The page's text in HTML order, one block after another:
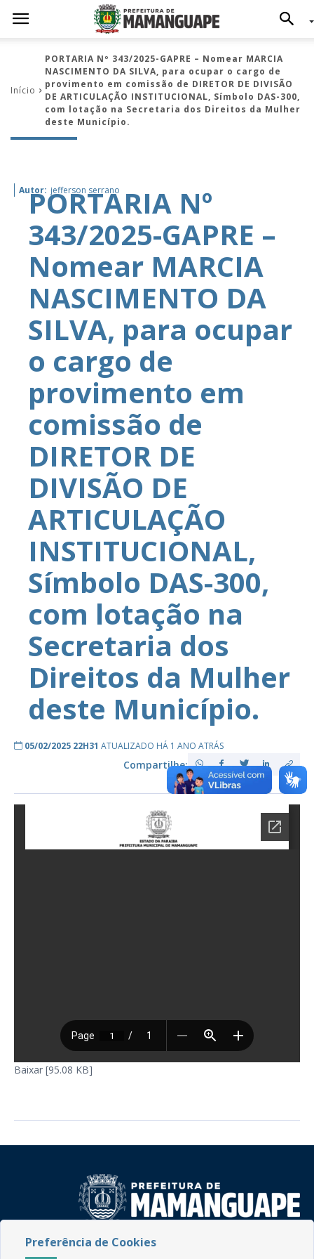
Início
PORTARIA Nº 343/2025-GAPRE – Nomear MARCIA
NASCIMENTO DA SILVA, para ocupar o cargo de
provimento em comissão de DIRETOR DE DIVISÃO
DE ARTICULAÇÃO INSTITUCIONAL, Símbolo DAS-300,
com lotação na Secretaria dos Direitos da Mulher
deste Município.
Autor: jefferson serrano
PORTARIA Nº
343/2025-GAPRE –
Nomear MARCIA
NASCIMENTO DA
SILVA, para ocupar
o cargo de
provimento em
comissão de
DIRETOR DE
DIVISÃO DE
ARTICULAÇÃO
INSTITUCIONAL,
Símbolo DAS-300,
com lotação na
Secretaria dos
Direitos da Mulher
deste Município.
05/02/2025 22H31 ATUALIZADO HÁ 1 ANO ATRÁS
Compartilhe:
Baixar [95.08 KB]
Rua do Imperador, 78, Centro
Preferência de Cookies